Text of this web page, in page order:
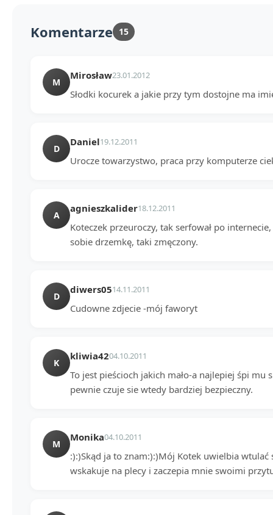
Komentarze 15
M
Mirosław23.01.2012
Słodki kocurek a jakie przy tym dostojne ma
D
Daniel19.12.2011
Urocze towarzystwo, praca przy komputerze
A
agnieszkalider18.12.2011
Koteczek przeuroczy, tak serfował po internecie,
sobie drzemkę, taki zmęczony.
D
diwers0514.11.2011
Cudowne zdjecie -mój faworyt
K
kliwia4204.10.2011
To jest pieścioch jakich mało-a najlepiej śpi mu
pewnie czuje sie wtedy bardziej bezpieczny.
M
Monika04.10.2011
:):)Skąd ja to znam:):)Mój Kotek uwielbia
wskakuje na plecy i zaczepia mnie swoimi